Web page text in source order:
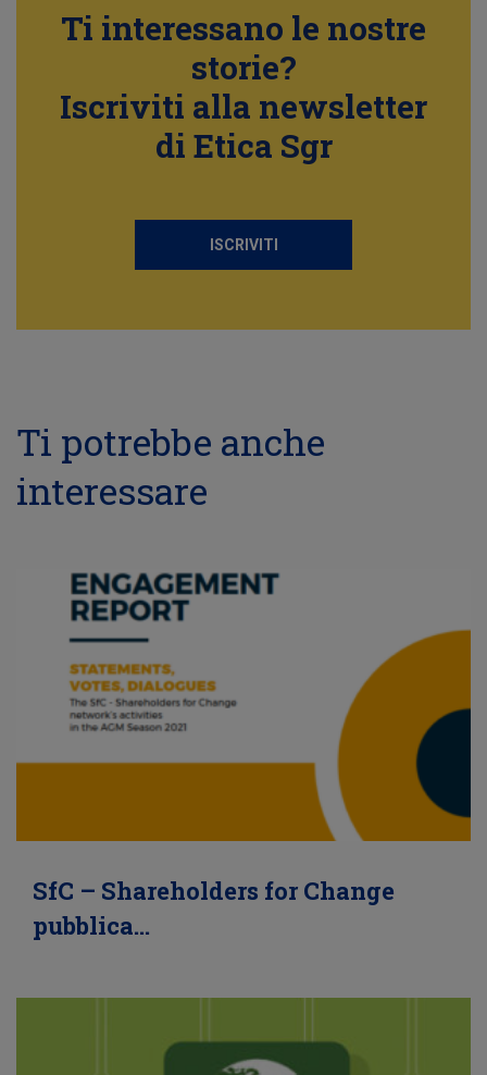
Ti interessano le nostre
storie?
Iscriviti alla newsletter
di Etica Sgr
ISCRIVITI
Ti potrebbe anche
interessare
SfC – Shareholders for Change
pubblica…